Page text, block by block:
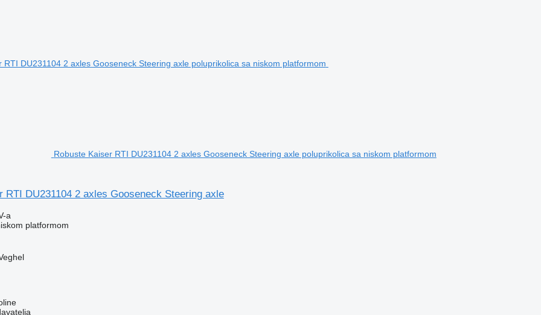
Robuste Kaiser RTI DU231104 2 axles Gooseneck Steering axle poluprikolica sa niskom platformom
RTI DU231104 2 axles Gooseneck Steering axle
a
platformom